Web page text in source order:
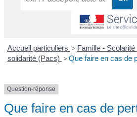
Accueil particuliers > Famille - Scolarité
solidarité (Pacs) > Que faire en cas de
Question-réponse
Que faire en cas de